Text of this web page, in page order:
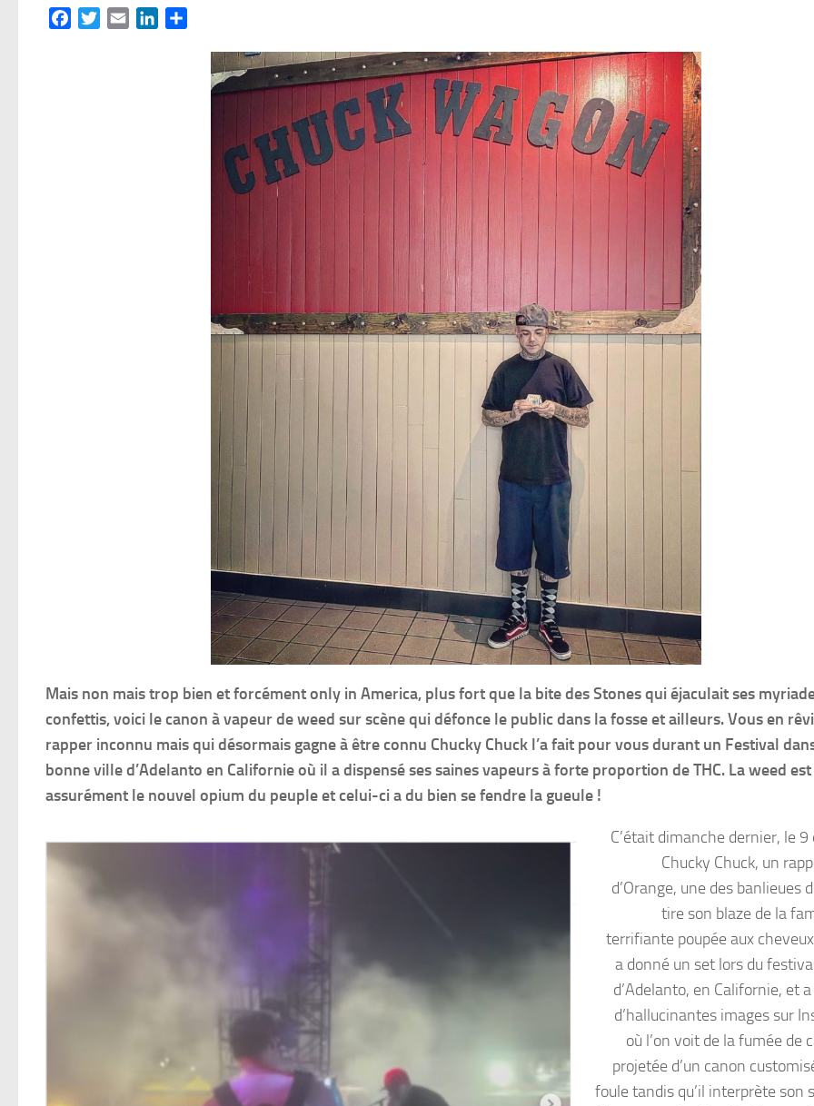
FacebookTwitterEmail LinkedIn
Mais non mais trop bien et forcément only in America, plus fort que la bite des Stones qui éjaculait ses
confettis, voici le canon à vapeur de weed sur scène qui défonce le public dans la fosse et ailleurs. Vous en
rapper inconnu mais qui désormais gagne à être connu Chucky Chuck l’a fait pour vous durant un Festival
bonne ville d’Adelanto en Californie où il a dispensé ses saines vapeurs à forte proportion de THC. La weed est
assurément le nouvel opium du peuple et celui-ci a du bien se fendre la gueule !
C’était dimanche dernier, le 9
Chucky Chuck, un
d’Orange, une des banlieues
tire son blaze de la
terrifiante poupée aux
a donné un set lors du
d’Adelanto, en Californie, et
d’hallucinantes images sur
où l’on voit de la fumée de
projetée d’un canon
foule tandis qu’il interprète son